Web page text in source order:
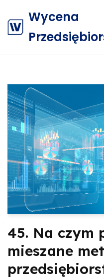
Przejdź
Wycena
45. Na czym
mieszane